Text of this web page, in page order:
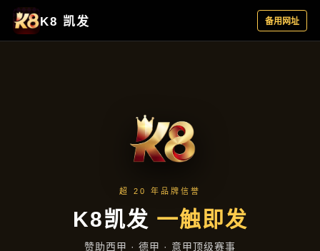
公司新闻
首页 公司新闻